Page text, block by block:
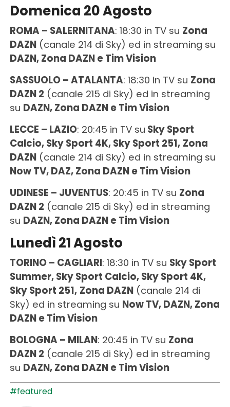
Domenica 20 Agosto
ROMA – SALERNITANA: 18:30 in TV su Zona
DAZN(canale 214 di Sky) ed in streaming su
DAZN, Zona DAZN e Tim Vision
SASSUOLO – ATALANTA: 18:30 in TV su Zona
DAZN 2 (canale 215 di Sky) ed in streaming
su DAZN, Zona DAZN e Tim Vision
LECCE – LAZIO: 20:45 in TV su Sky Sport
Calcio, Sky Sport 4K, Sky Sport 251, Zona
DAZN(canale 214 di Sky) ed in streaming su
Now TV, DAZ, Zona DAZN e Tim Vision
UDINESE – JUVENTUS: 20:45 in TV su Zona
DAZN 2 (canale 215 di Sky) ed in streaming
su DAZN, Zona DAZN e Tim Vision
Lunedì 21 Agosto
TORINO – CAGLIARI: 18:30 in TV su Sky Sport
Summer, Sky Sport Calcio, Sky Sport 4K,
Sky Sport 251, Zona DAZN(canale 214 di
Sky) ed in streaming su Now TV, DAZN, Zona
DAZN e Tim Vision
BOLOGNA – MILAN: 20:45 in TV su Zona
DAZN 2 (canale 215 di Sky) ed in streaming
su DAZN, Zona DAZN e Tim Vision
#featured